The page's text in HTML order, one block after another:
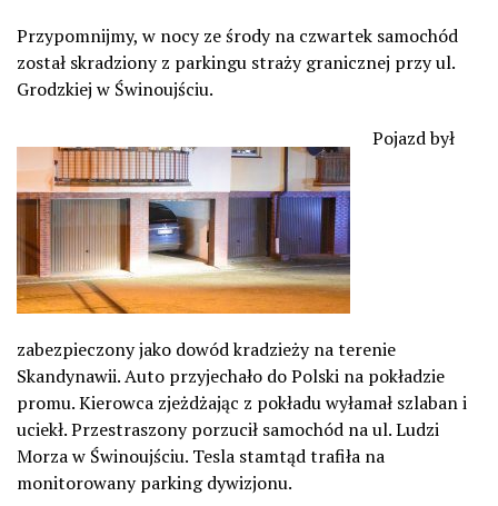
Przypomnijmy, w nocy ze środy na czwartek samochód
został skradziony z parkingu straży granicznej przy ul.
Grodzkiej w Świnoujściu.
Pojazd był
zabezpieczony jako dowód kradzieży na terenie
Skandynawii. Auto przyjechało do Polski na pokładzie
promu. Kierowca zjeżdżając z pokładu wyłamał szlaban i
uciekł. Przestraszony porzucił samochód na ul. Ludzi
Morza w Świnoujściu. Tesla stamtąd trafiła na
monitorowany parking dywizjonu.